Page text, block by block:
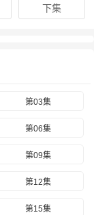
下集
第03集
第06集
第09集
第12集
第15集